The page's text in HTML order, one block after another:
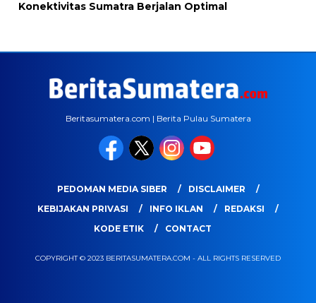
Konektivitas Sumatra Berjalan Optimal
Beritasumatera.com | Berita Pulau Sumatera
PEDOMAN MEDIA SIBER
DISCLAIMER
KEBIJAKAN PRIVASI
INFO IKLAN
REDAKSI
KODE ETIK
CONTACT
COPYRIGHT © 2023 BERITASUMATERA.COM - ALL RIGHTS RESERVED